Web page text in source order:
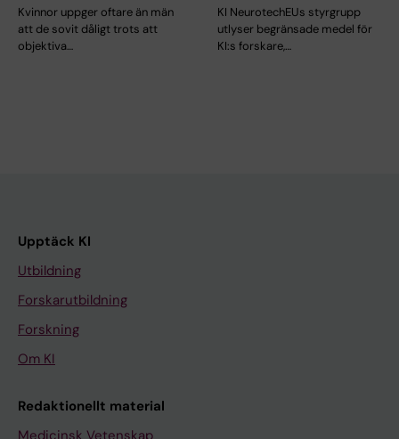
Kvinnor uppger oftare än män
att de sovit dåligt trots att
objektiva…
KI NeurotechEUs styrgrupp
utlyser begränsade medel för
KI:s forskare,…
Upptäck KI
Utbildning
Forskarutbildning
Forskning
Om KI
Redaktionellt material
Medicinsk Vetenskap